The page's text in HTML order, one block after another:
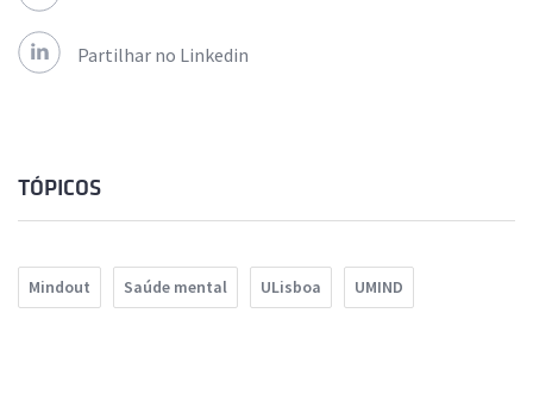
Partilhar no Linkedin
TÓPICOS
Mindout Saúde mental ULisboa UMIND